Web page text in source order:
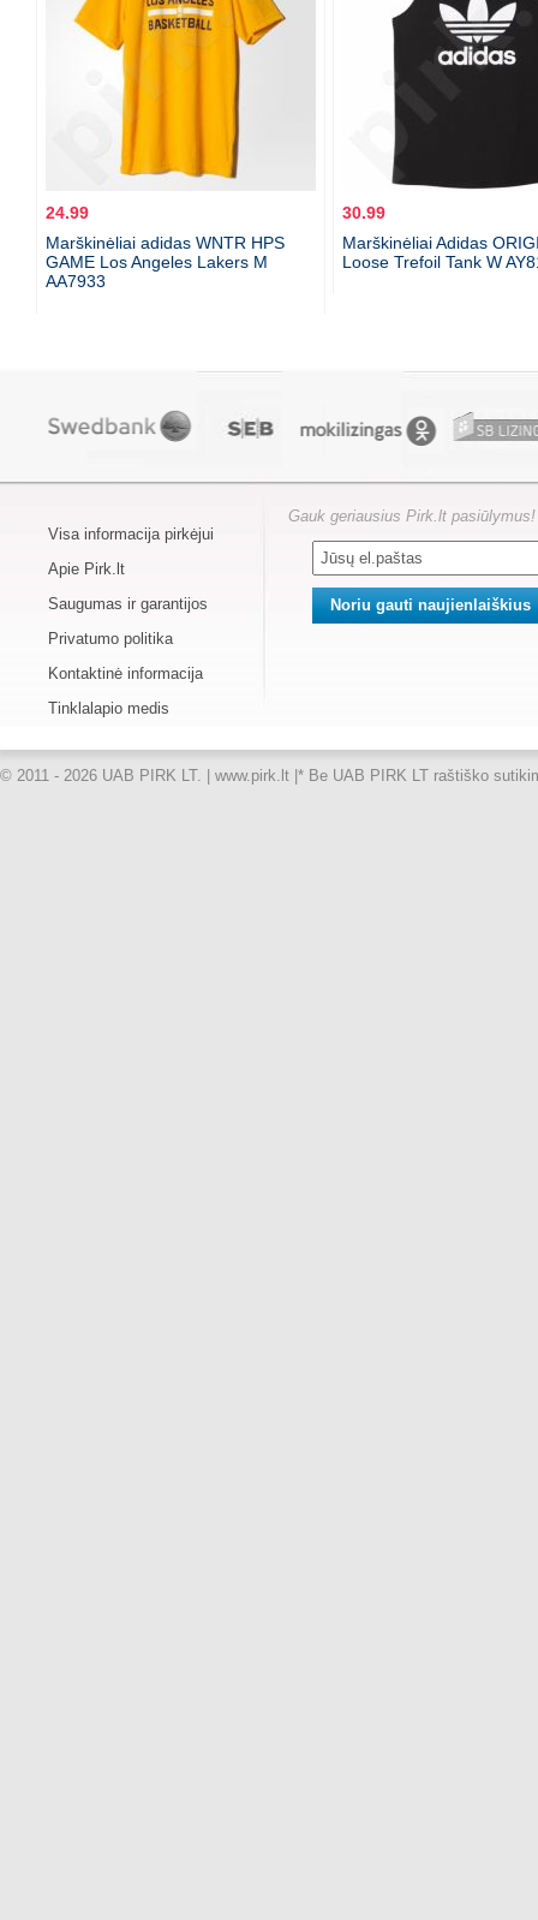
24.99
Marškinėliai adidas WNTR HPS
GAME Los Angeles Lakers M
AA7933
30.99
Marškinėliai Adidas
Loose Trefoil Tank W
Visa informacija pirkėjui
Apie Pirk.lt
Saugumas ir garantijos
Privatumo politika
Kontaktinė informacija
Tinklalapio medis
Gauk geriausius Pirk.lt pasiūlymus!
© 2011 - 2026 UAB PIRK LT. | www.pirk.lt | * Be UAB PIRK LT raštiško